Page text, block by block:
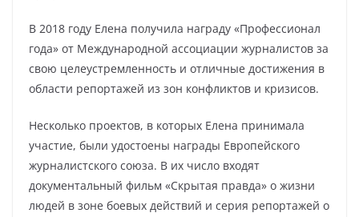
В 2018 году Елена получила награду «Профессионал
года» от Международной ассоциации журналистов за
свою целеустремленность и отличные достижения в
области репортажей из зон конфликтов и кризисов.
Несколько проектов, в которых Елена принимала
участие, были удостоены награды Европейского
журналистского союза. В их число входят
документальный фильм «Скрытая правда» о жизни
людей в зоне боевых действий и серия репортажей о